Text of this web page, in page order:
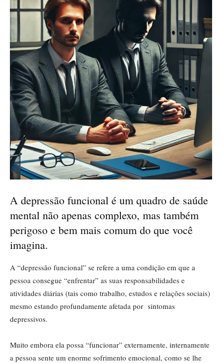
A depressão funcional é um quadro de saúde
mental não apenas complexo, mas também
perigoso e bem mais comum do que você
imagina.
A “depressão funcional” se refere a uma condição em que a
pessoa consegue “enfrentar” as suas responsabilidades e
atividades diárias (tais como trabalho, estudos e relações sociais)
mesmo estando profundamente afetada por sintomas
depressivos.
Muito embora ela possa “funcionar” externamente, internamente
a pessoa sente um enorme sofrimento emocional, como se lhe